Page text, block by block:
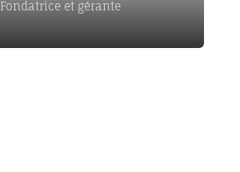
Fondatrice et gérante